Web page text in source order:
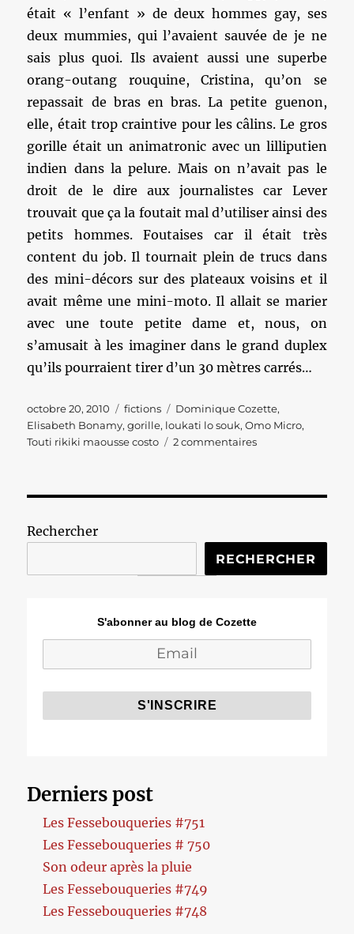
était « l’enfant » de deux hommes gay, ses
deux mummies, qui l’avaient sauvée de je ne
sais plus quoi. Ils avaient aussi une superbe
orang-outang rouquine, Cristina, qu’on se
repassait de bras en bras. La petite guenon,
elle, était trop craintive pour les câlins. Le gros
gorille était un animatronic avec un lilliputien
indien dans la pelure. Mais on n’avait pas le
droit de le dire aux journalistes car Lever
trouvait que ça la foutait mal d’utiliser ainsi des
petits hommes. Foutaises car il était très
content du job. Il tournait plein de trucs dans
des mini-décors sur des plateaux voisins et il
avait même une mini-moto. Il allait se marier
avec une toute petite dame et, nous, on
s’amusait à les imaginer dans le grand duplex
qu’ils pourraient tirer d’un 30 mètres carrés…
Publié
le
octobre 20, 2010 Catégories
fictions Étiquettes
Dominique Cozette,
Elisabeth Bonamy,gorille, loukati lo souk,Omo Micro,
Touti rikiki maousse costo
2 commentairessur
suite
Rechercher
RECHERCHER
S'abonner au blog de Cozette
Derniers post
Les Fessebouqueries #751
Les Fessebouqueries # 750
Son odeur après la pluie
Les Fessebouqueries #749
Les Fessebouqueries #748